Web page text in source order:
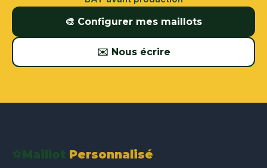
🎨 Configurer mes maillots
✉️ Nous écrire
⚽Maillot Personnalisé